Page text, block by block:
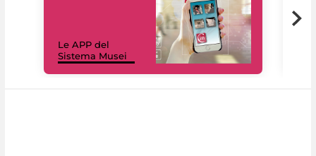
Le APP del
Sistema Musei